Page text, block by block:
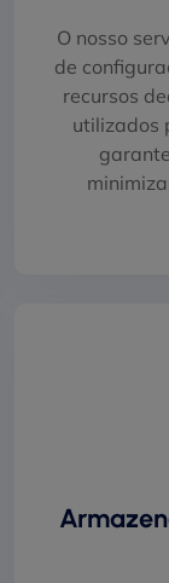
O nosso
de
recursos
utilizados